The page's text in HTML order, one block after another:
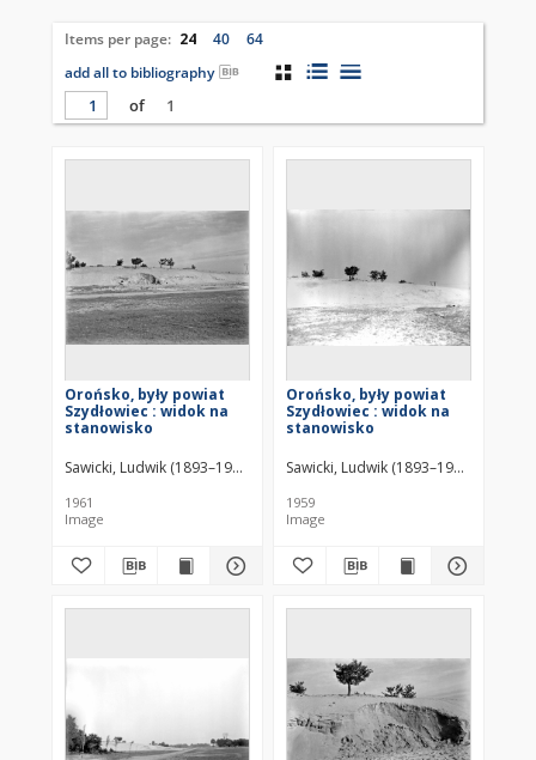
Items per page: 24 40
64
add all to bibliography
of
1
Orońsko, były powiat
Szydłowiec : widok na
stanowisko
Sawicki, Ludwik (1893–1972)
1961
Image
Orońsko, były powiat
Szydłowiec : widok na
stanowisko
Sawicki, Ludwik (1893–1972)
1959
Image